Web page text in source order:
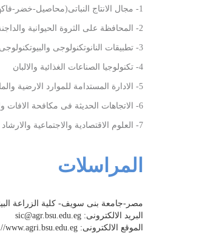
1- مجال الانتاج النباتى(محاصيل-خضر-فاكهة-زهور وزينة – النباتات الطبية والعطرية)
2- المحافظة على الثروة الحيوانية والداجنة والسمكية
3- تطبيقات النانوتكنولوجى والبيوتكنولوجى فى العلوم الزراعية وحفظ الاصول الوراثية
4- تكنولوجيا الصناعات الغذائية والالبان
5- الادارة المستدامة للموارد الارضية والمائية ،تسميد عضوى وحيوى،معلوماتية جغرافية
6- الاتجاهات الحديثة فى مكافحة الافات والامراض للحفاظ على التنوع البيولوجى
7- العلوم الاقتصادية والاجتماعية والارشاد الزراعى والتنمية البشرية ودورها فى التنمية الزراعية والحفاظ على البيئة
المراسلات
مصر-جامعة بنى سويف- كلية الزراعة
البريد الالكترونى: sic@agr.bsu.edu.eg
الموقع الالكترونى: http://www.agri.bsu.edu.eg